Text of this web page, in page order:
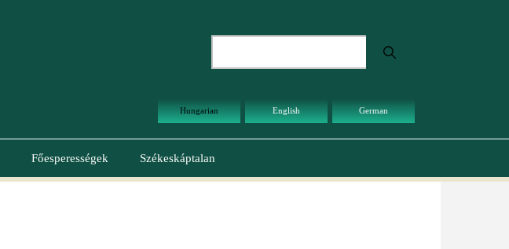
Hungarian English German
Főesperességek Székeskáptalan